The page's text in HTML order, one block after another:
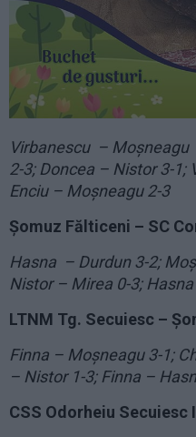
Virbanescu – Moșneagu
2-3; Doncea – Nistor 3-1;
Enciu – Moșneagu 2-3
Șomuz Fălticeni – SC
Hasna – Durdun 3-2;
Nistor – Mirea 0-3;
LTNM Tg. Secuiesc –
Finna – Moșneagu 3-1;
– Nistor 1-3; Finna –
CSS Odorheiu